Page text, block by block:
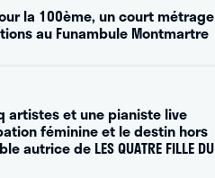
la 100ème, un court métrage
au Funambule Montmartre
artistes et une pianiste live
féminine et le destin hors
de LES QUATRE FILLE DU